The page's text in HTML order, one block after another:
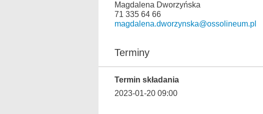
Magdalena Dworzyńska
71 335 64 66
magdalena.dworzynska@ossolineum.pl
Terminy
Termin składania
2023-01-20 09:00